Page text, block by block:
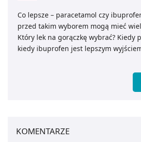
Co lepsze – paracetamol czy
przed takim wyborem mogą mieć
Który lek na gorączkę wybrać? Kiedy
kiedy ibuprofen jest lepszym
KOMENTARZE